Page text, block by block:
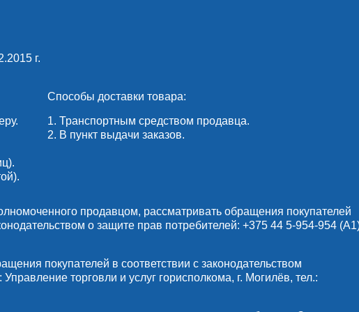
г.
Способы доставки товара:
1. Транспортным средством продавца.
2. В пункт выдачи заказов.
продавцом, рассматривать обращения покупателей
о защите прав потребителей: +375 44 5-954-954
покупателей в соответствии с законодательством
торговли и услуг горисполкома, г. Могилёв, тел.: